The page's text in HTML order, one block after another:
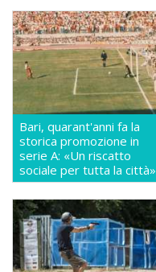
Bari, quarant'anni fa la
storica promozione in
serie A: «Un riscatto
sociale per tutta la città»